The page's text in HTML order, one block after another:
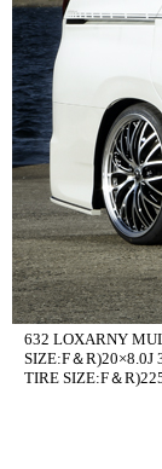
632 LOXARNY
SIZE:F＆R)20×8.0J
TIRE SIZE:F＆